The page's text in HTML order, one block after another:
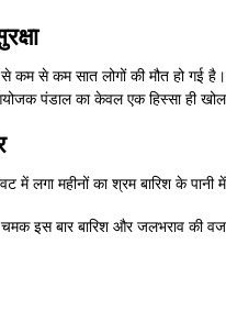
से कम सात लोगों की मौत हो गई है।
पंडाल का केवल एक हिस्सा ही
में लगा महीनों का श्रम बारिश के
चमक इस बार बारिश और जलभराव